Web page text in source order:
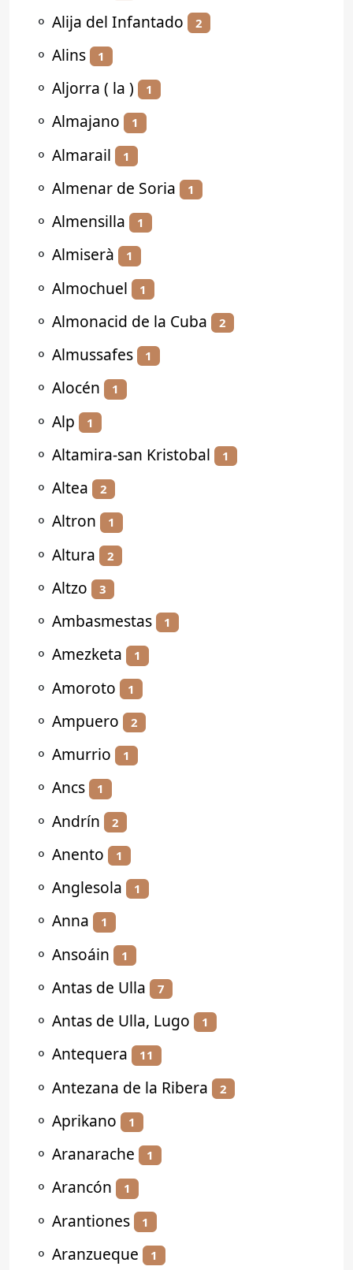
⚬ Alija del Infantado 2
⚬ Alins 1
⚬ Aljorra ( la ) 1
⚬ Almajano 1
⚬ Almarail 1
⚬ Almenar de Soria 1
⚬ Almensilla 1
⚬ Almiserà 1
⚬ Almochuel 1
⚬ Almonacid de la Cuba 2
⚬ Almussafes 1
⚬ Alocén 1
⚬ Alp 1
⚬ Altamira-san Kristobal 1
⚬ Altea 2
⚬ Altron 1
⚬ Altura 2
⚬ Altzo 3
⚬ Ambasmestas 1
⚬ Amezketa 1
⚬ Amoroto 1
⚬ Ampuero 2
⚬ Amurrio 1
⚬ Ancs 1
⚬ Andrín 2
⚬ Anento 1
⚬ Anglesola 1
⚬ Anna 1
⚬ Ansoáin 1
⚬ Antas de Ulla 7
⚬ Antas de Ulla, Lugo 1
⚬ Antequera 11
⚬ Antezana de la Ribera 2
⚬ Aprikano 1
⚬ Aranarache 1
⚬ Arancón 1
⚬ Arantiones 1
⚬ Aranzueque 1